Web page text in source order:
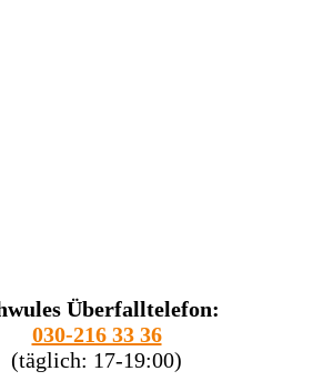
Überfalltelefon:
030-216 33 36
(täglich: 17-19:00)